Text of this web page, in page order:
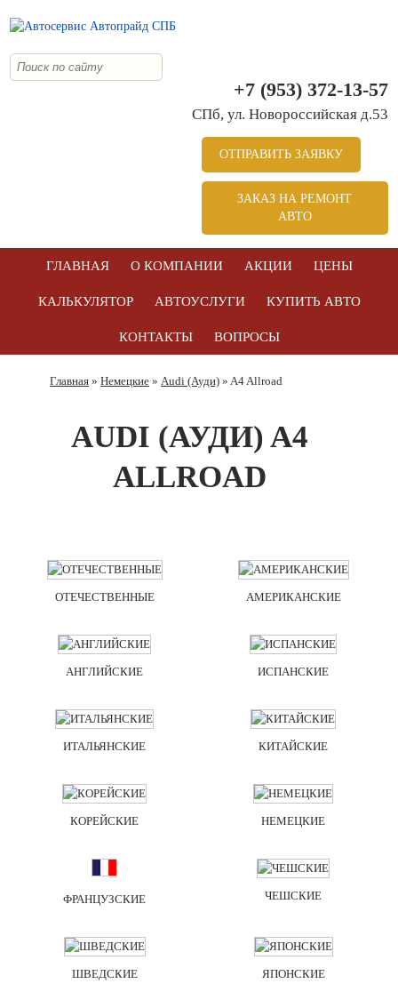
+7 (953) 372-13-57
СПб, ул. Новоросcийская д.53
ОТПРАВИТЬ ЗАЯВКУ
ЗАКАЗ НА РЕМОНТ
АВТО
ГЛАВНАЯ О КОМПАНИИ АКЦИИ ЦЕНЫ
КАЛЬКУЛЯТОР АВТОУСЛУГИ КУПИТЬ АВТО
КОНТАКТЫ ВОПРОСЫ
Главная » Немецкие » Audi (Ауди) » A4 Allroad
AUDI (АУДИ) A4
ALLROAD
ОТЕЧЕСТВЕННЫЕ АМЕРИКАНСКИЕ
АНГЛИЙСКИЕ ИСПАНСКИЕ
ИТАЛЬЯНСКИЕ КИТАЙСКИЕ
КОРЕЙСКИЕ НЕМЕЦКИЕ
ФРАНЦУЗСКИЕ ЧЕШСКИЕ
ШВЕДСКИЕ ЯПОНСКИЕ